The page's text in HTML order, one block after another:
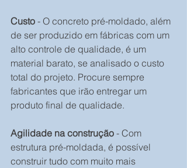
Custo - O concreto pré-moldado, além
de ser produzido em fábricas com um
alto controle de qualidade, é um
material barato, se analisado o custo
total do projeto. Procure sempre
fabricantes que irão entregar um
produto final de qualidade.
Agilidade na construção - Com
estrutura pré-moldada, é possível
construir tudo com muito mais